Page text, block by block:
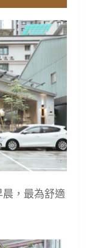
，最為舒適